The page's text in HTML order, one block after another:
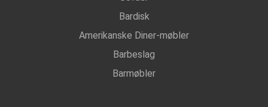
Bardisk
Amerikanske Diner-møbler
Barbeslag
Barmøbler